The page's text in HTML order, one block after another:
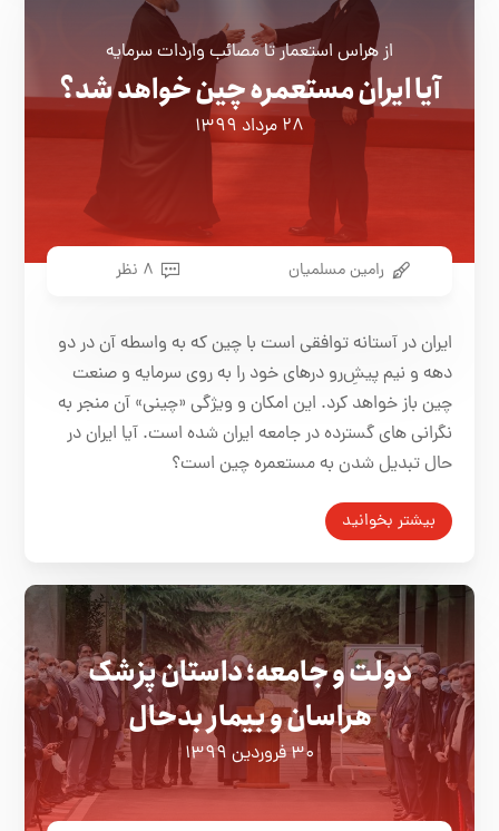
از هراس استعمار تا مصائب واردات سرمایه
آیا ایران مستعمره چین خواهد شد؟
۲۸ مرداد ۱۳۹۹
رامین مسلمیان ۸ نظر
ایران در آستانه توافقی است با چین که به واسطه آن در دو
دهه و نیم پیشِ‌رو درهای خود را به روی سرمایه و صنعت
چین باز خواهد کرد. این امکان و ویژگی «چینی» آن منجر به
نگرانی های گسترده در جامعه ایران شده است. آیا ایران در
حال تبدیل شدن به مستعمره چین است؟
بیشتر بخوانید
دولت و جامعه؛ داستان پزشک
هراسان و بیمار بدحال
۳۰ فروردین ۱۳۹۹